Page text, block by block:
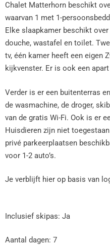
Chalet Matterhorn beschikt
waarvan 1 met 1-
Elke slaapkamer beschikt
douche, wastafel en toilet.
tv, één kamer heeft een eigen
kijkvenster. Er is ook een
Verder is er een buitenterras
de wasmachine, de droger,
van de gratis Wi-Fi. Ook is er
Huisdieren zijn niet
privé parkeerplaatsen
voor 1-2 auto’s.
Je verblijft hier op basis van
Inclusief skipas: Ja
Aantal dagen: 7